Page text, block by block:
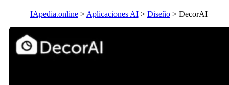
IApedia.online> Aplicaciones AI> Diseño> DecorAI